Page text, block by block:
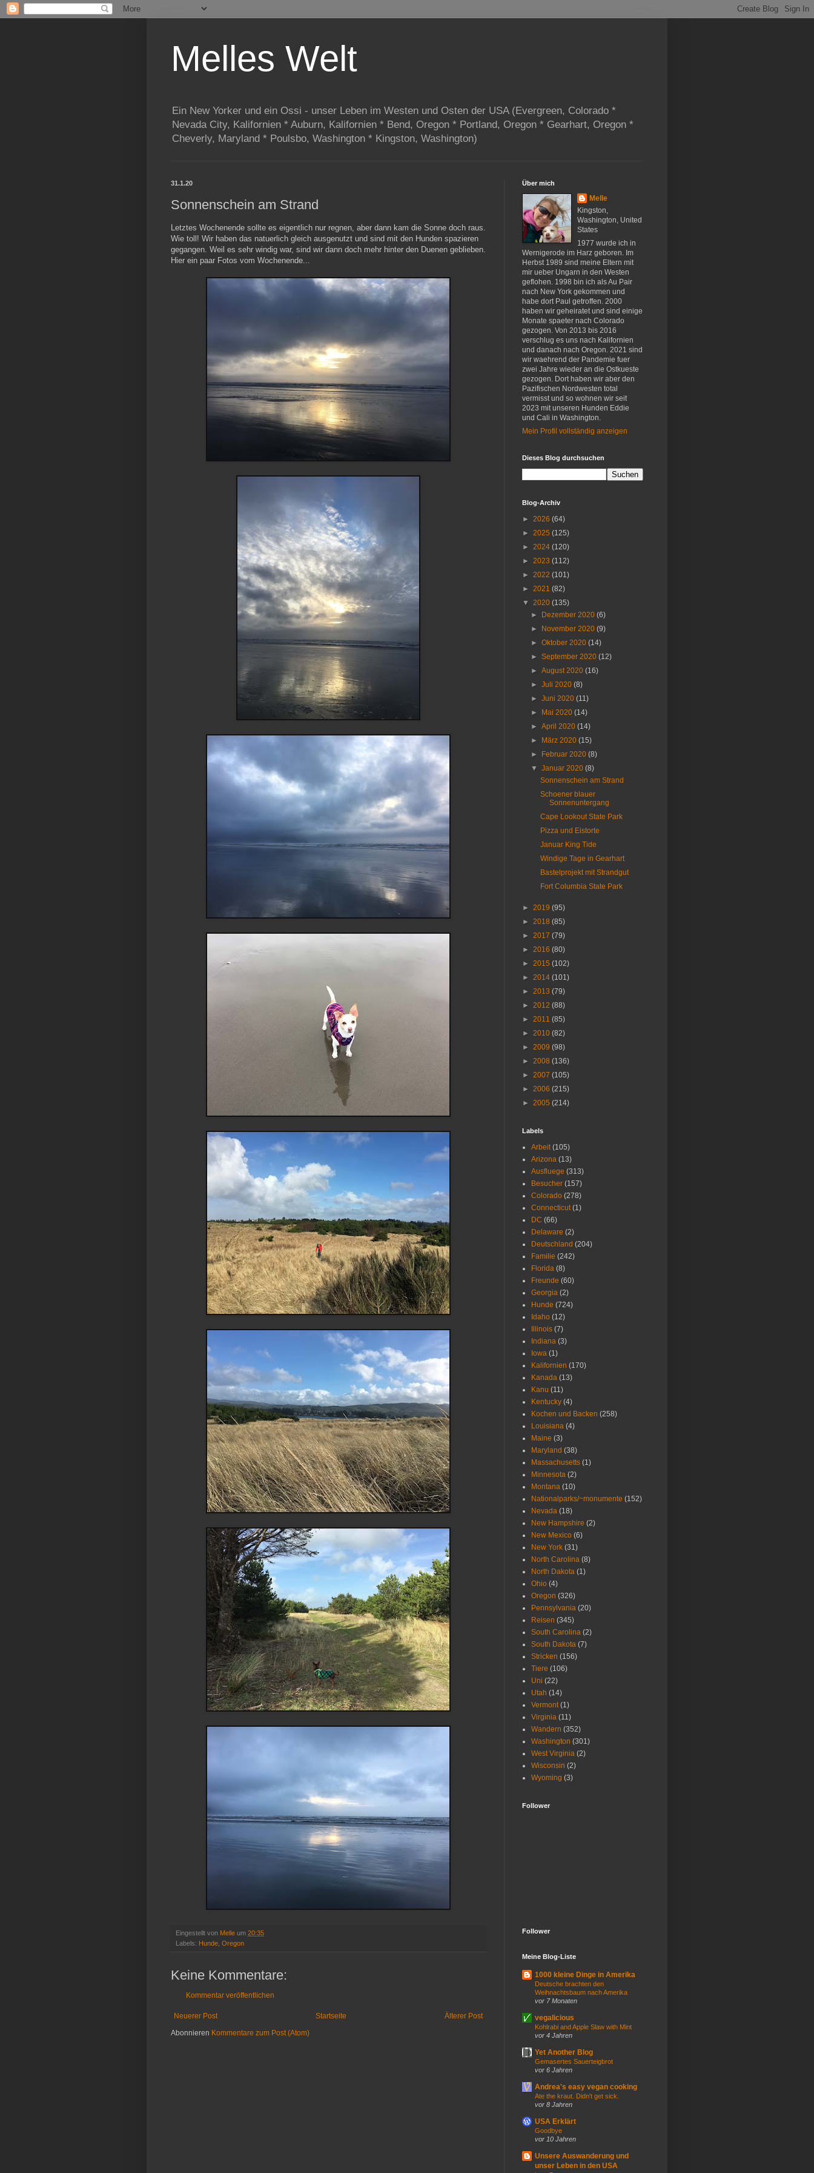
Melles Welt
Ein New Yorker und ein Ossi - unser Leben im Westen und Osten der USA (Evergreen, Colorado *
Nevada City, Kalifornien * Auburn, Kalifornien * Bend, Oregon * Portland, Oregon * Gearhart, Oregon *
Cheverly, Maryland * Poulsbo, Washington * Kingston, Washington)
31.1.20
Sonnenschein am Strand
Letztes Wochenende sollte es eigentlich nur regnen, aber dann kam die Sonne doch raus.
Wie toll! Wir haben das natuerlich gleich ausgenutzt und sind mit den Hunden spazieren
gegangen. Weil es sehr windig war, sind wir dann doch mehr hinter den Duenen geblieben.
Hier ein paar Fotos vom Wochenende...
Eingestellt von Melle um 20:35
Labels: Hunde Oregon
Keine Kommentare:
Kommentar veröffentlichen
Neuerer Post Älterer Post
Startseite
Abonnieren Kommentare zum Post (Atom)
Über mich
Melle
Kingston,
Washington, United
States
1977 wurde ich in
Wernigerode im Harz geboren. Im
Herbst 1989 sind meine Eltern mit
mir ueber Ungarn in den Westen
geflohen. 1998 bin ich als Au Pair
nach New York gekommen und
habe dort Paul getroffen. 2000
haben wir geheiratet und sind einige
Monate spaeter nach Colorado
gezogen. Von 2013 bis 2016
verschlug es uns nach Kalifornien
und danach nach Oregon. 2021 sind
wir waehrend der Pandemie fuer
zwei Jahre wieder an die Ostkueste
gezogen. Dort haben wir aber den
Pazifischen Nordwesten total
vermisst und so wohnen wir seit
2023 mit unseren Hunden Eddie
und Cali in Washington.
Mein Profil vollständig anzeigen
Dieses Blog durchsuchen
Blog-Archiv
► 2026 (64)
► 2025 (125)
► 2024 (120)
► 2023 (112)
► 2022 (101)
► 2021 (82)
▼ 2020 (135)
►
Dezember 2020(6)
►
November 2020(9)
►Oktober 2020(14)
►September 2020(12)
►August 2020(16)
►Juli 2020(8)
►Juni 2020(11)
►
Mai 2020(14)
►April 2020(14)
►
März 2020(15)
►
Februar 2020(8)
▼Januar 2020(8)
Sonnenschein am Strand
Schoener blauer
Sonnenuntergang
Cape Lookout State Park
Pizza und Eistorte
Januar King Tide
Windige Tage in Gearhart
Bastelprojekt mit Strandgut
Fort Columbia State Park
► 2019 (95)
► 2018 (85)
► 2017 (79)
► 2016 (80)
► 2015 (102)
► 2014 (101)
► 2013 (79)
► 2012 (88)
► 2011 (85)
► 2010 (82)
► 2009 (98)
► 2008 (136)
► 2007 (105)
► 2006 (215)
► 2005 (214)
Labels
Arbeit (105)
Arizona (13)
Ausfluege (313)
Besucher (157)
Colorado (278)
Connecticut (1)
DC (66)
Delaware (2)
Deutschland (204)
Familie (242)
Florida (8)
Freunde (60)
Georgia (2)
Hunde (724)
Idaho (12)
Illinois (7)
Indiana (3)
Iowa (1)
Kalifornien (170)
Kanada (13)
Kanu (11)
Kentucky (4)
Kochen und Backen (258)
Louisiana (4)
Maine (3)
Maryland (38)
Massachusetts (1)
Minnesota (2)
Montana (10)
Nationalparks/~monumente (152)
Nevada (18)
New Hampshire (2)
New Mexico (6)
New York (31)
North Carolina (8)
North Dakota (1)
Ohio (4)
Oregon (326)
Pennsylvania (20)
Reisen (345)
South Carolina (2)
South Dakota (7)
Stricken (156)
Tiere (106)
Uni (22)
Utah (14)
Vermont (1)
Virginia (11)
Wandern (352)
Washington (301)
West Virginia (2)
Wisconsin (2)
Wyoming (3)
Follower
Follower
Meine Blog-Liste
1000 kleine Dinge in Amerika
Deutsche brachten den
Weihnachtsbaum nach Amerika
vor 7 Monaten
vegalicious
Kohlrabi and Apple Slaw with Mint
vor 4 Jahren
Yet Another Blog
Gemasertes Sauerteigbrot
vor 6 Jahren
Andrea's easy vegan cooking
Ate the kraut. Didn't get sick.
vor 8 Jahren
USA Erklärt
Goodbye
vor 10 Jahren
Unsere Auswanderung und
unser Leben in den USA